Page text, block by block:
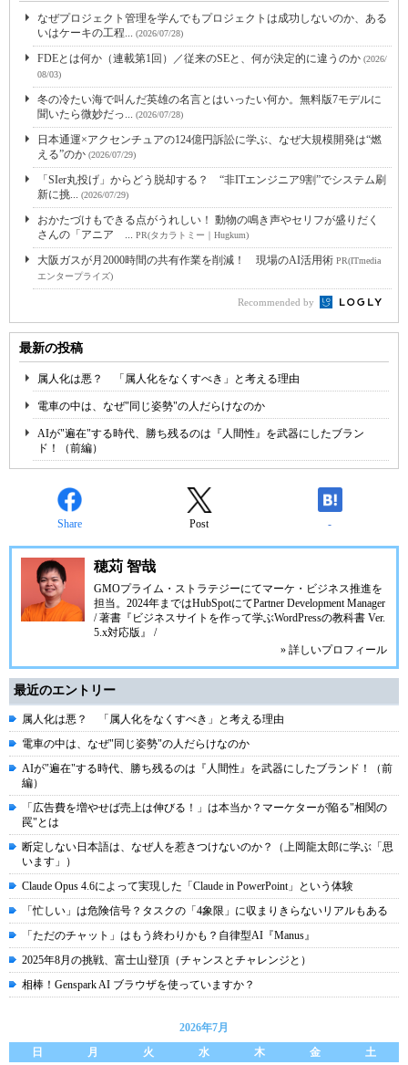
なぜプロジェクト管理を学んでもプロジェクトは成功しないのか、ある
いはケーキの工程... (2026/07/28)
FDEとは何か（連載第1回）／従来のSEと、何が決定的に違うのか (2026/
08/03)
冬の冷たい海で叫んだ英雄の名言とはいったい何か。無料版7モデルに
聞いたら微妙だっ... (2026/07/28)
日本通運×アクセンチュアの124億円訴訟に学ぶ、なぜ大規模開発は“燃
える”のか (2026/07/29)
「SIer丸投げ」からどう脱却する？ “非ITエンジニア9割”でシステム刷
新に挑... (2026/07/29)
おかたづけもできる点がうれしい！ 動物の鳴き声やセリフが盛りだく
さんの「アニア ... PR(タカラトミー｜Hugkum)
大阪ガスが月2000時間の共有作業を削減！ 現場のAI活用術 PR(ITmedia
エンタープライズ)
Recommended by
最新の投稿
属人化は悪？ 「属人化をなくすべき」と考える理由
電車の中は、なぜ"同じ姿勢"の人だらけなのか
AIが"遍在"する時代、勝ち残るのは『人間性』を武器にしたブラン
ド！（前編）
Share Post -
穂苅 智哉
GMOプライム・ストラテジーにてマーケ・ビジネス推進を
担当。2024年まではHubSpotにてPartner Development Manager
/ 著書『ビジネスサイトを作って学ぶWordPressの教科書 Ver.
5.x対応版』 /
» 詳しいプロフィール
最近のエントリー
属人化は悪？ 「属人化をなくすべき」と考える理由
電車の中は、なぜ"同じ姿勢"の人だらけなのか
AIが"遍在"する時代、勝ち残るのは『人間性』を武器にしたブランド！（前
編）
「広告費を増やせば売上は伸びる！」は本当か？マーケターが陥る"相関の
罠"とは
断定しない日本語は、なぜ人を惹きつけないのか？（上岡龍太郎に学ぶ「思
います」）
Claude Opus 4.6によって実現した「Claude in PowerPoint」という体験
「忙しい」は危険信号？タスクの「4象限」に収まりきらないリアルもある
「ただのチャット」はもう終わりかも？自律型AI『Manus』
2025年8月の挑戦、富士山登頂（チャンスとチャレンジと）
相棒！Genspark AI ブラウザを使っていますか？
2026年7月
日
月 火 水 木 金
土